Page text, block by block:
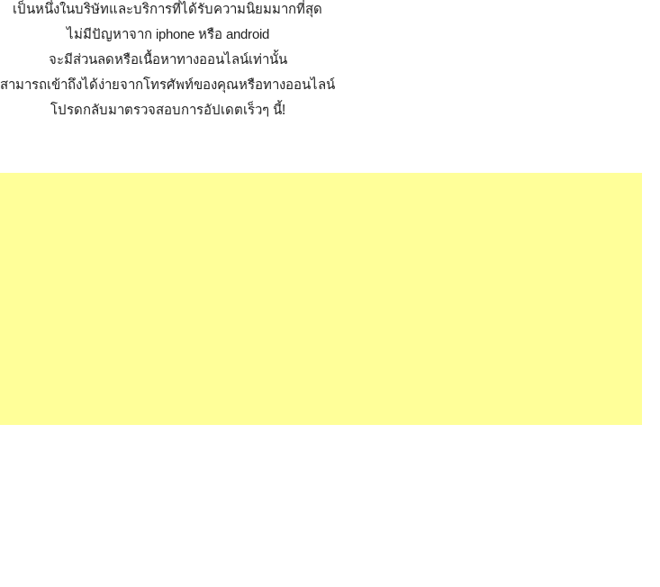
เป็นหนึ่งในบริษัทและบริการที่ได้รับความนิยมมากที่สุด
ไม่มีปัญหาจาก iphone หรือ android
จะมีส่วนลดหรือเนื้อหาทางออนไลน์เท่านั้น
สามารถเข้าถึงได้ง่ายจากโทรศัพท์ของคุณหรือทางออนไลน์
โปรดกลับมาตรวจสอบการอัปเดตเร็วๆ นี้!